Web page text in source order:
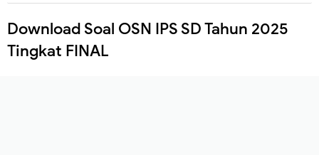
Download Soal OSN IPS SD Tahun 2025
Tingkat FINAL